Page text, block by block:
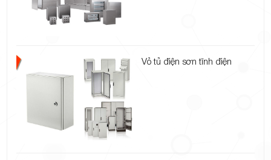
Vỏ tủ điện sơn tĩnh điện